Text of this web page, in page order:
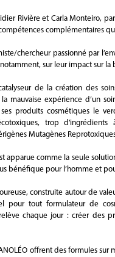
Rivière et Carla Monteiro,
complémentaires
chercheur passionné par
sur leur impact sur la
de la création des
mauvaise expérience d’un
produits cosmétiques le
trop
Mutagènes
apparue comme la seule
bénéfique pour l’homme et
construite autour de
pour tout formulateur de
chaque jour : créer des
offrent des formules